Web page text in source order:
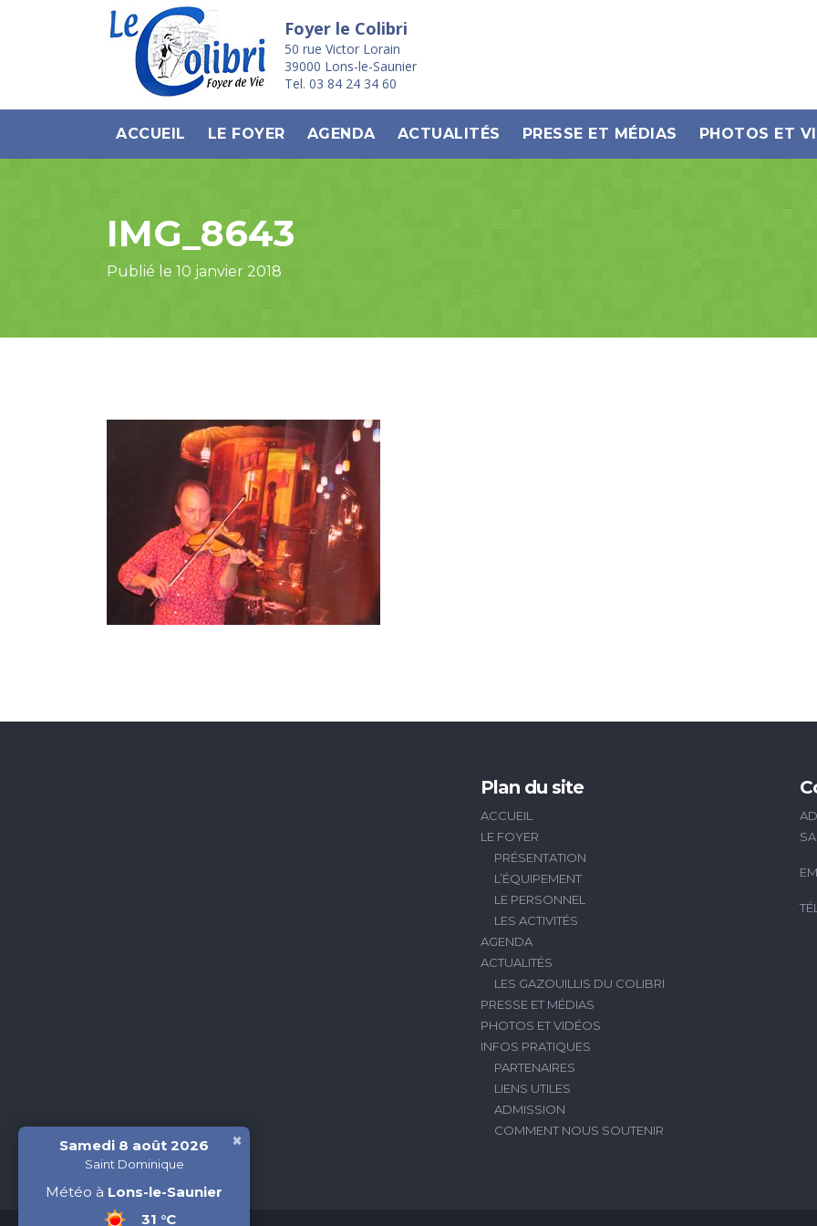
Foyer le Colibri
50 rue Victor Lorain
39000 Lons-le-Saunier
Tel. 03 84 24 34 60
ACCUEIL LE FOYER AGENDA ACTUALITÉS PRESSE ET MÉDIAS PHOTOS ET
IMG_8643
Publié le 10 janvier 2018
Plan du site
ACCUEIL
LE FOYER
PRÉSENTATION
L’ÉQUIPEMENT
LE PERSONNEL
LES ACTIVITÉS
AGENDA
ACTUALITÉS
LES GAZOUILLIS DU COLIBRI
PRESSE ET MÉDIAS
PHOTOS ET VIDÉOS
INFOS PRATIQUES
PARTENAIRES
LIENS UTILES
ADMISSION
COMMENT NOUS SOUTENIR
Samedi 8 août 2026
Saint Dominique
Météo à Lons-le-Saunier
31 °C
×